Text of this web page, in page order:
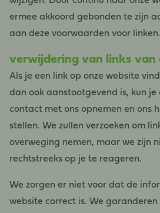
ermee akkoord gebonden te zijn
aan deze voorwaarden voor linken.
verwijdering van links van
Als je een link op onze website
dan ook aanstootgevend is, kun je
contact met ons opnemen en ons
stellen. We zullen verzoeken om
overweging nemen, maar we zijn
rechtstreeks op je te reageren.
We zorgen er niet voor dat de
website correct is. We